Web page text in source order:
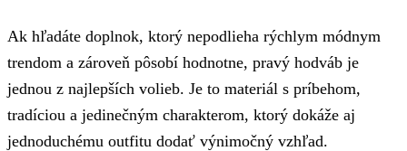
Ak hľadáte doplnok, ktorý nepodlieha rýchlym módnym
trendom a zároveň pôsobí hodnotne, pravý hodváb je
jednou z najlepších volieb. Je to materiál s príbehom,
tradíciou a jedinečným charakterom, ktorý dokáže aj
jednoduchému outfitu dodať výnimočný vzhľad.